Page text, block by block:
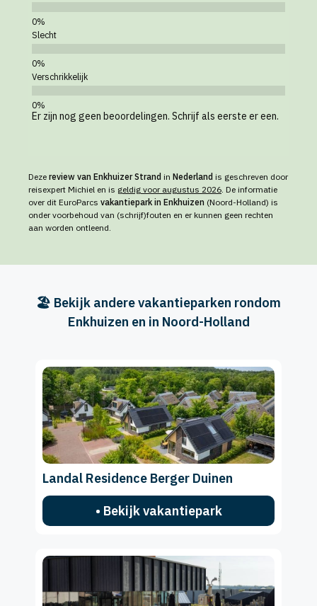
Slecht
Verschrikkelijk
Er zijn nog geen beoordelingen. Schrijf als eerste er een.
Deze review van Enkhuizer Strand in Nederland is geschreven door
reisexpert Michiel en is geldig voor augustus 2026 . De informatie
over dit EuroParcs vakantiepark in Enkhuizen (Noord-Holland) is
onder voorbehoud van (schrijf)fouten en er kunnen geen rechten
aan worden ontleend.
🏖️ Bekijk andere vakantieparken rondom
Enkhuizen en in Noord-Holland
Landal Residence Berger Duinen
• Bekijk vakantiepark